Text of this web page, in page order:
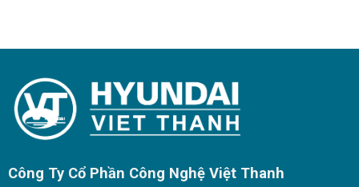
Công Ty Cổ Phần Công Nghệ Việt Thanh